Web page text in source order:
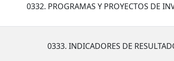
0332. PROGRAMAS Y PROYECTOS DE
0333. INDICADORES DE